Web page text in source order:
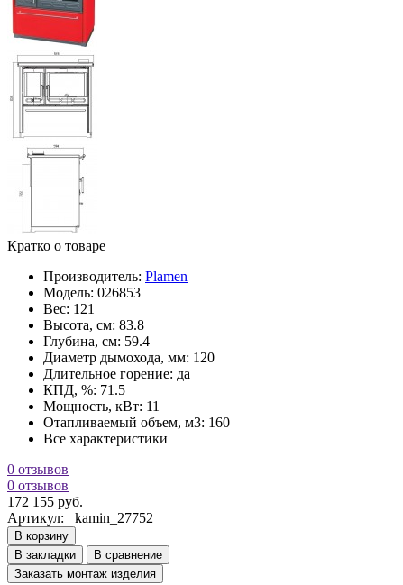
Кратко о товаре
Производитель: Plamen
Модель: 026853
Вес: 121
Высота, см: 83.8
Глубина, см: 59.4
Диаметр дымохода, мм: 120
Длительное горение: да
КПД, %: 71.5
Мощность, кВт: 11
Отапливаемый объем, м3: 160
Все характеристики
0 отзывов
0 отзывов
172 155 руб.
Артикул: kamin_27752
В корзину
В закладки
В сравнение
Заказать монтаж изделия